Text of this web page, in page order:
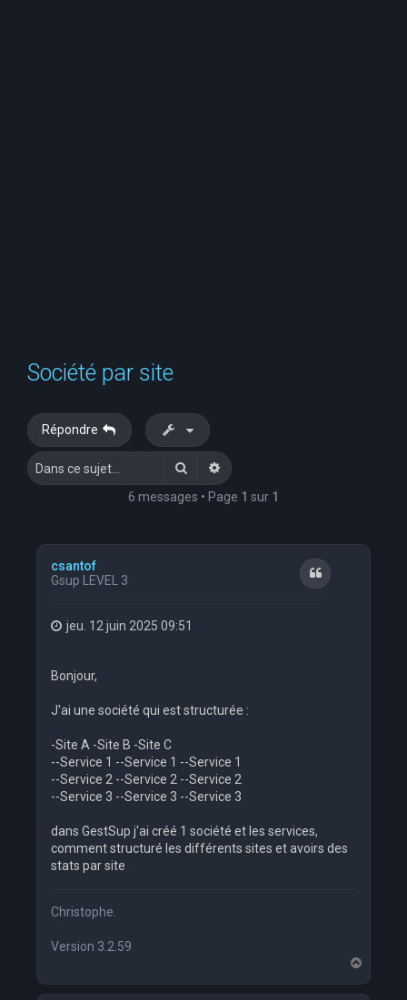
Société par site
Répondre
RechercherRecherche avancée
6 messages • Page 1 sur 1
csantof
Gsup LEVEL 3
Citation
jeu. 12 juin 2025 09:51
Bonjour,
J'ai une société qui est structurée :
-Site A -Site B -Site C
--Service 1 --Service 1 --Service 1
--Service 2 --Service 2 --Service 2
--Service 3 --Service 3 --Service 3
dans GestSup j'ai créé 1 société et les services,
comment structuré les différents sites et avoirs des
stats par site
Christophe.
Version 3.2.59
a
u